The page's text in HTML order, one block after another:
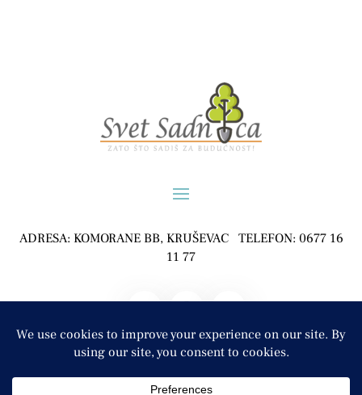
ADRESA: KOMORANE BB, KRUŠEVAC TELEFON: 0677 16
11 77